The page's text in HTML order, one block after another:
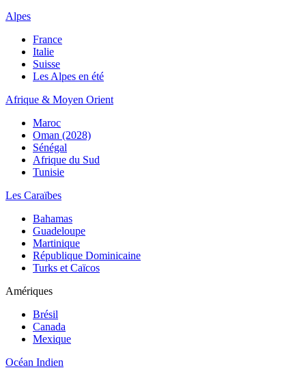
Alpes
France
Italie
Suisse
Les Alpes en été
Afrique & Moyen Orient
Maroc
Oman (2028)
Sénégal
Afrique du Sud
Tunisie
Les Caraïbes
Bahamas
Guadeloupe
Martinique
République Dominicaine
Turks et Caïcos
Amériques
Brésil
Canada
Mexique
Océan Indien